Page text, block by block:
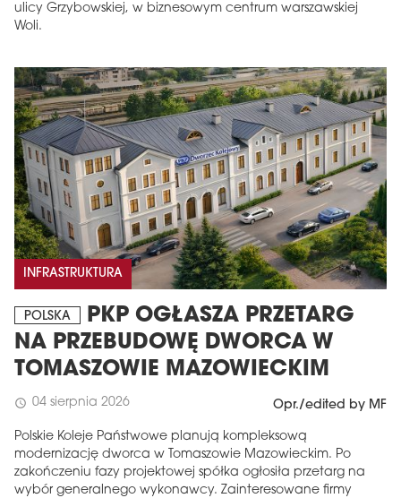
ulicy Grzybowskiej, w biznesowym centrum warszawskiej
Woli.
INFRASTRUKTURA
POLSKA
PKP OGŁASZA PRZETARG
NA PRZEBUDOWĘ DWORCA W
TOMASZOWIE MAZOWIECKIM
schedule 04 sierpnia 2026 Opr./edited by MF
Polskie Koleje Państwowe planują kompleksową
modernizację dworca w Tomaszowie Mazowieckim. Po
zakończeniu fazy projektowej spółka ogłosiła przetarg na
wybór generalnego wykonawcy. Zainteresowane firmy